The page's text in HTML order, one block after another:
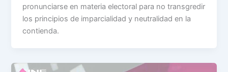
pronunciarse en materia electoral para no transgredir
los principios de imparcialidad y neutralidad en la
contienda.